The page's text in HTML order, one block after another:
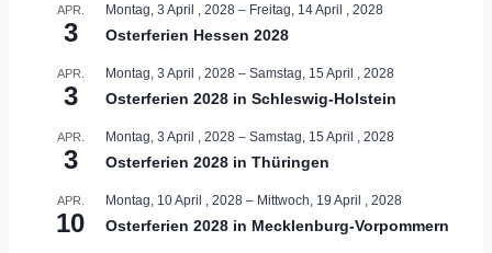
APR.
3
Montag, 3 April , 2028 – Freitag, 14 April , 2028
Osterferien Hessen 2028
APR.
3
Montag, 3 April , 2028 – Samstag, 15 April , 2028
Osterferien 2028 in Schleswig-Holstein
APR.
3
Montag, 3 April , 2028 – Samstag, 15 April , 2028
Osterferien 2028 in Thüringen
APR.
10
Montag, 10 April , 2028 – Mittwoch, 19 April , 2028
Osterferien 2028 in Mecklenburg-Vorpommern